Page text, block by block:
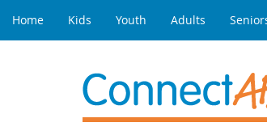
Home Kids Youth Adults